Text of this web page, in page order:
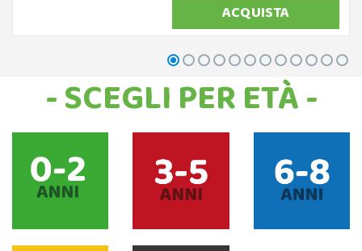
ACQUISTA
- SCEGLI PER ETÀ -